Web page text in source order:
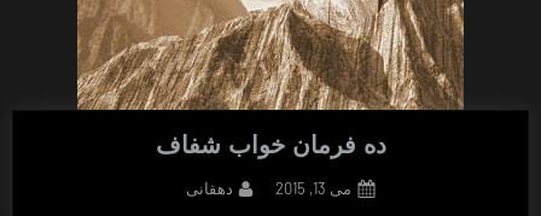
ده فرمان خواب شفاف
Posted
می 13, 2015 By
دهقانی